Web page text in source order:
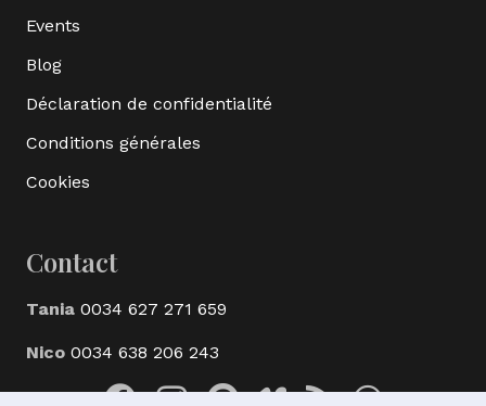
Events
Blog
Déclaration de confidentialité
Conditions générales
Cookies
Contact
Tania 0034 627 271 659
Nico 0034 638 206 243